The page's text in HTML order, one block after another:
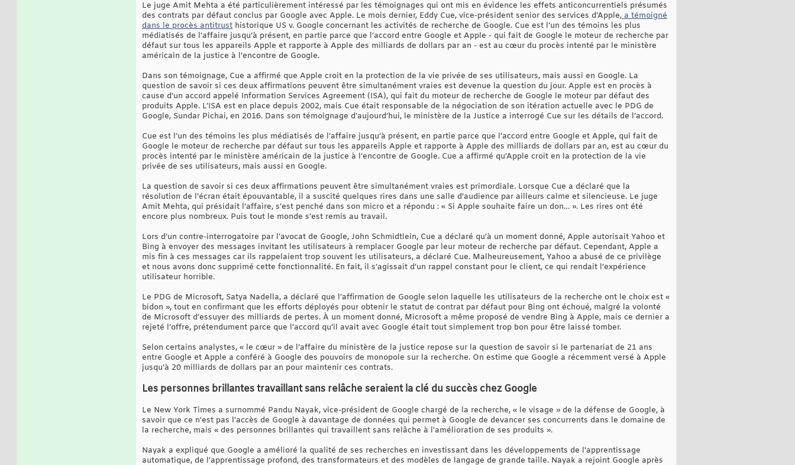
Le juge Amit Mehta a été particulièrement intéressé par les témoignages qui ont mis en évidence les effets anticoncurrentiels présumés
des contrats par défaut conclus par Google avec Apple. Le mois dernier, Eddy Cue, vice-président senior des services d’Apple, a témoigné
dans le procès antitrust historique US v. Google concernant les activités de recherche de Google. Cue est l’un des témoins les plus
médiatisés de l’affaire jusqu’à présent, en partie parce que l’accord entre Google et Apple - qui fait de Google le moteur de recherche par
défaut sur tous les appareils Apple et rapporte à Apple des milliards de dollars par an - est au cœur du procès intenté par le ministère
américain de la justice à l’encontre de Google.
Dans son témoignage, Cue a affirmé que Apple croit en la protection de la vie privée de ses utilisateurs, mais aussi en Google. La
question de savoir si ces deux affirmations peuvent être simultanément vraies est devenue la question du jour. Apple est en procès à
cause d’un accord appelé Information Services Agreement (ISA), qui fait du moteur de recherche de Google le moteur par défaut des
produits Apple. L’ISA est en place depuis 2002, mais Cue était responsable de la négociation de son itération actuelle avec le PDG de
Google, Sundar Pichai, en 2016. Dans son témoignage d’aujourd’hui, le ministère de la Justice a interrogé Cue sur les détails de l’accord.
Cue est l’un des témoins les plus médiatisés de l’affaire jusqu’à présent, en partie parce que l’accord entre Google et Apple, qui fait de
Google le moteur de recherche par défaut sur tous les appareils Apple et rapporte à Apple des milliards de dollars par an, est au cœur du
procès intenté par le ministère américain de la justice à l’encontre de Google. Cue a affirmé qu’Apple croit en la protection de la vie
privée de ses utilisateurs, mais aussi en Google.
La question de savoir si ces deux affirmations peuvent être simultanément vraies est primordiale. Lorsque Cue a déclaré que la
résolution de l’écran était épouvantable, il a suscité quelques rires dans une salle d’audience par ailleurs calme et silencieuse. Le juge
Amit Mehta, qui présidait l’affaire, s’est penché dans son micro et a répondu : « Si Apple souhaite faire un don… ». Les rires ont été
encore plus nombreux. Puis tout le monde s’est remis au travail.
Lors d’un contre-interrogatoire par l’avocat de Google, John Schmidtlein, Cue a déclaré qu’à un moment donné, Apple autorisait Yahoo et
Bing à envoyer des messages invitant les utilisateurs à remplacer Google par leur moteur de recherche par défaut. Cependant, Apple a
mis fin à ces messages car ils rappelaient trop souvent les utilisateurs, a déclaré Cue. Malheureusement, Yahoo a abusé de ce privilège
et nous avons donc supprimé cette fonctionnalité. En fait, il s’agissait d’un rappel constant pour le client, ce qui rendait l’expérience
utilisateur horrible.
Le PDG de Microsoft, Satya Nadella, a déclaré que l’affirmation de Google selon laquelle les utilisateurs de la recherche ont le choix est «
bidon », tout en confirmant que les efforts déployés pour obtenir le statut de contrat par défaut pour Bing ont échoué, malgré la volonté
de Microsoft d’essuyer des milliards de pertes. À un moment donné, Microsoft a même proposé de vendre Bing à Apple, mais ce dernier a
rejeté l’offre, prétendument parce que l’accord qu’il avait avec Google était tout simplement trop bon pour être laissé tomber.
Selon certains analystes, « le cœur » de l’affaire du ministère de la justice repose sur la question de savoir si le partenariat de 21 ans
entre Google et Apple a conféré à Google des pouvoirs de monopole sur la recherche. On estime que Google a récemment versé à Apple
jusqu’à 20 milliards de dollars par an pour maintenir ces contrats.
Les personnes brillantes travaillant sans relâche seraient la clé du succès chez Google
Le New York Times a surnommé Pandu Nayak, vice-président de Google chargé de la recherche, « le visage » de la défense de Google, à
savoir que ce n'est pas l'accès de Google à davantage de données qui permet à Google de devancer ses concurrents dans le domaine de
la recherche, mais « des personnes brillantes qui travaillent sans relâche à l'amélioration de ses produits ».
Nayak a expliqué que Google a amélioré la qualité de ses recherches en investissant dans les développements de l'apprentissage
automatique, de l'apprentissage profond, des transformateurs et des modèles de langage de grande taille. Nayak a rejoint Google après